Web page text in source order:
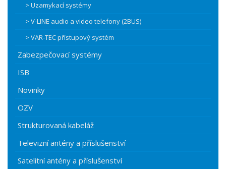
> Uzamykací systémy
> V-LINE audio a video telefony (2BUS)
> VAR-TEC přístupový systém
Zabezpečovací systémy
ISB
Novinky
OZV
Strukturovaná kabeláž
Televizní antény a příslušenství
Satelitní antény a příslušenství